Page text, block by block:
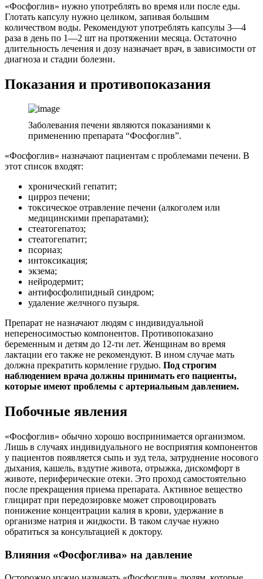
«Фосфоглив» нужно употреблять во время или после еды.
Глотать капсулу нужно целиком, запивая большим
количеством воды. Рекомендуют употреблять капсулы 3―4
раза в день по 1―2 шт на протяжении месяца. Остаточно
длительность лечения и дозу назначает врач, в зависимости от
диагноза и стадии болезни.
Показания и противопоказания
Заболевания печени являются показаниями к
применению препарата “Фосфоглив”.
«Фосфоглив» назначают пациентам с проблемами печени. В
этот список входят:
хронический гепатит;
цирроз печени;
токсическое отравление печени (алкоголем или
медицинскими препаратами);
стеатогепатоз;
стеатогепатит;
псориаз;
интоксикация;
экзема;
нейродермит;
антифосфолипидный синдром;
удаление желчного пузыря.
Препарат не назначают людям с индивидуальной
непереносимостью компонентов. Противопоказано
беременным и детям до 12-ти лет. Женщинам во время
лактации его также не рекомендуют. В ином случае мать
должна прекратить кормление грудью. Под строгим
наблюдением врача должны принимать его пациенты,
которые имеют проблемы с артериальным давлением.
Побочные явления
«Фосфоглив» обычно хорошо воспринимается организмом.
Лишь в случаях индивидуального не восприятия компонентов
у пациентов появляется сыпь и зуд тела, затруднение носового
дыхания, кашель, вздутие живота, отрыжка, дискомфорт в
животе, периферические отеки. Это проход самостоятельно
после прекращения приема препарата. Активное вещество
глицират при передозировке может спровоцировать
понижение концентрации калия в крови, удержание в
организме натрия и жидкости. В таком случае нужно
обратиться за консультацией к доктору.
Влияния «Фосфоглива» на давление